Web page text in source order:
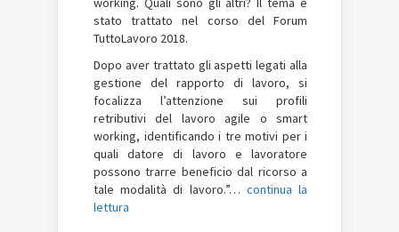
stato trattato nel corso del Forum
TuttoLavoro 2018.
Dopo aver trattato gli aspetti legati alla
gestione del rapporto di lavoro, si
focalizza l’attenzione sui profili
retributivi del lavoro agile o smart
working, identificando i tre motivi per i
quali datore di lavoro e lavoratore
possono trarre beneficio dal ricorso a
tale modalità di lavoro.”… continua la
lettura